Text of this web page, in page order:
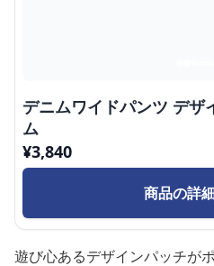
デニムワイドパンツ デザ
ム
¥3,840
商品の詳
遊び心あるデザインパッチが